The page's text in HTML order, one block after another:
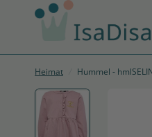
Heimat Hummel -